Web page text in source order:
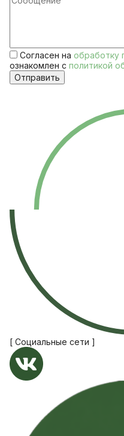
Согласен на обработку
ознакомлен с политикой
Отправить
[ Социальные сети ]